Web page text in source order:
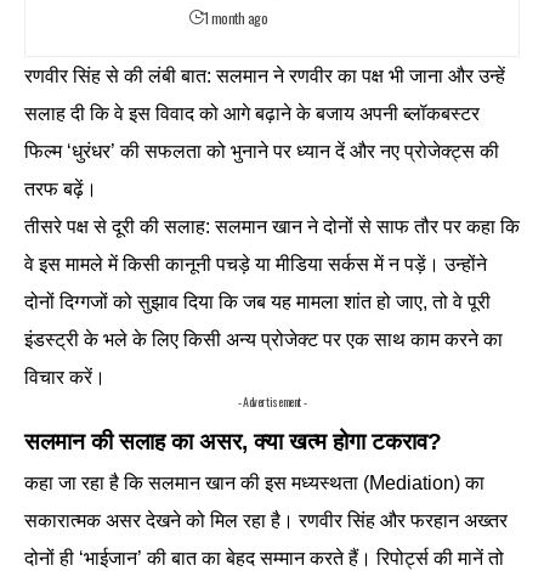
1 month ago
रणवीर सिंह से की लंबी बात: सलमान ने रणवीर का पक्ष भी जाना और उन्हें
सलाह दी कि वे इस विवाद को आगे बढ़ाने के बजाय अपनी ब्लॉकबस्टर
फिल्म ‘धुरंधर’ की सफलता को भुनाने पर ध्यान दें और नए प्रोजेक्ट्स की
तरफ बढ़ें।
तीसरे पक्ष से दूरी की सलाह: सलमान खान ने दोनों से साफ तौर पर कहा कि
वे इस मामले में किसी कानूनी पचड़े या मीडिया सर्कस में न पड़ें। उन्होंने
दोनों दिग्गजों को सुझाव दिया कि जब यह मामला शांत हो जाए, तो वे पूरी
इंडस्ट्री के भले के लिए किसी अन्य प्रोजेक्ट पर एक साथ काम करने का
विचार करें।
- Advertisement -
सलमान की सलाह का असर, क्या खत्म होगा टकराव?
कहा जा रहा है कि सलमान खान की इस मध्यस्थता (Mediation) का
सकारात्मक असर देखने को मिल रहा है। रणवीर सिंह और फरहान अख्तर
दोनों ही ‘भाईजान’ की बात का बेहद सम्मान करते हैं। रिपोर्ट्स की मानें तो